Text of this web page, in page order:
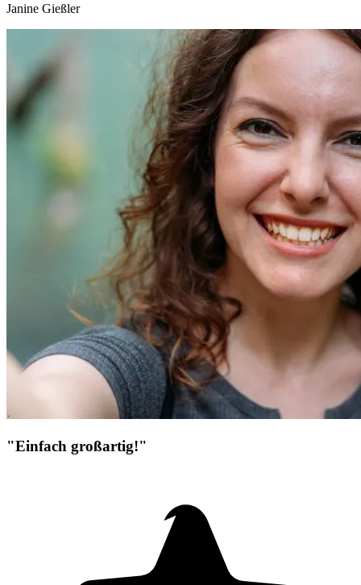
Janine Gießler
"Einfach großartig!"